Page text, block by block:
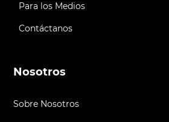
Para los Medios
Contáctanos
Nosotros
Sobre Nosotros